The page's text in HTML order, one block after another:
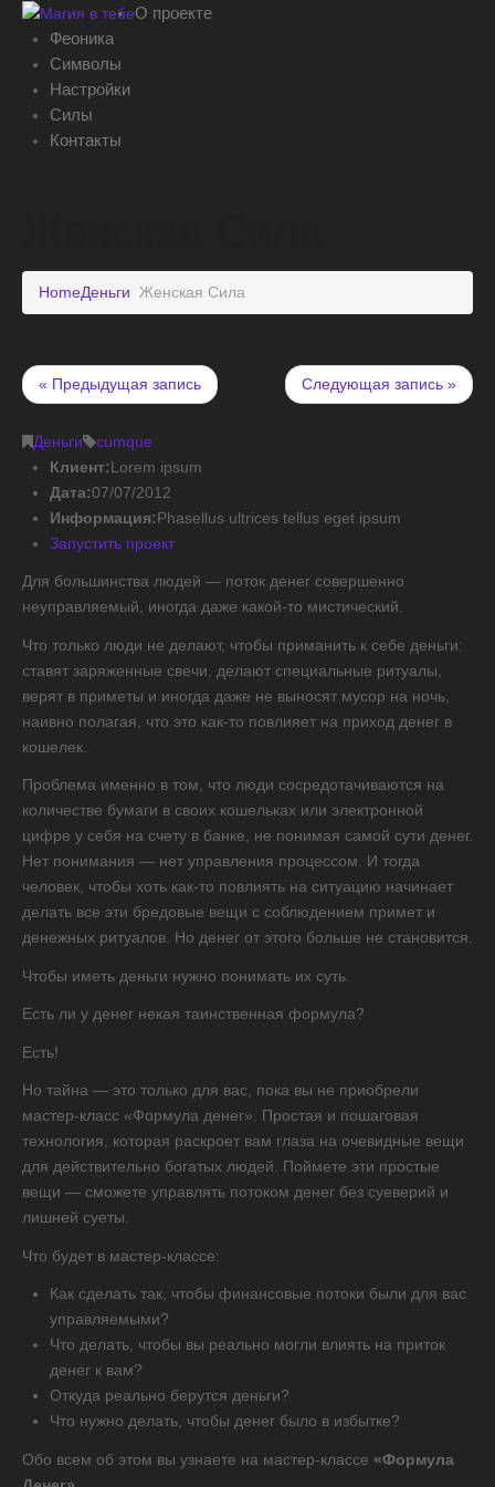
О проекте
Феоника
Символы
Настройки
Силы
Контакты
HomeДеньги Женская Сила
« Предыдущая запись Следующая запись »
Деньги
cumque
Клиент:Lorem ipsum
Дата:07/07/2012
Информация:Phasellus ultrices tellus eget ipsum
Запустить проект
Для большинства людей — поток денег совершенно
неуправляемый, иногда даже какой-то мистический.
Что только люди не делают, чтобы приманить к себе деньги:
ставят заряженные свечи, делают специальные ритуалы,
верят в приметы и иногда даже не выносят мусор на ночь,
наивно полагая, что это как-то повлияет на приход денег в
кошелек.
Проблема именно в том, что люди сосредотачиваются на
количестве бумаги в своих кошельках или электронной
цифре у себя на счету в банке, не понимая самой сути денег.
Нет понимания — нет управления процессом. И тогда
человек, чтобы хоть как-то повлиять на ситуацию начинает
делать все эти бредовые вещи с соблюдением примет и
денежных ритуалов. Но денег от этого больше не становится.
Чтобы иметь деньги нужно понимать их суть.
Есть ли у денег некая таинственная формула?
Есть!
Но тайна — это только для вас, пока вы не приобрели
мастер-класс «Формула денег». Простая и пошаговая
технология, которая раскроет вам глаза на очевидные вещи
для действительно богатых людей. Поймете эти простые
вещи — сможете управлять потоком денег без суеверий и
лишней суеты.
Что будет в мастер-классе:
Как сделать так, чтобы финансовые потоки были для вас
управляемыми?
Что делать, чтобы вы реально могли влиять на приток
денег к вам?
Откуда реально берутся деньги?
Что нужно делать, чтобы денег было в избытке?
Обо всем об этом вы узнаете на мастер-классе «Формула